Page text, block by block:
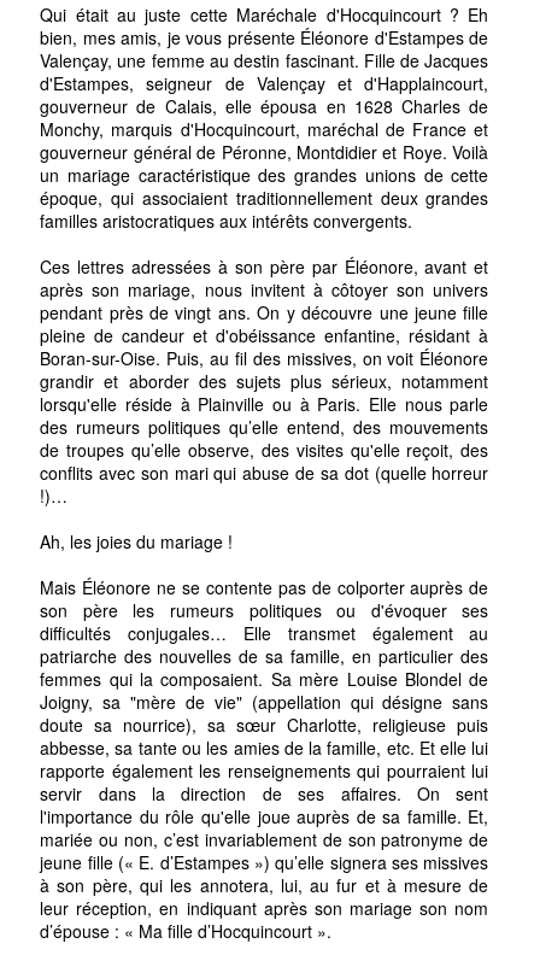
Qui était au juste cette Maréchale d'Hocquincourt ? Eh
bien, mes amis, je vous présente Éléonore d'Estampes de
Valençay, une femme au destin fascinant. Fille de Jacques
d'Estampes, seigneur de Valençay et d'Happlaincourt,
gouverneur de Calais, elle épousa en 1628 Charles de
Monchy, marquis d'Hocquincourt, maréchal de France et
gouverneur général de Péronne, Montdidier et Roye. Voilà
un mariage caractéristique des grandes unions de cette
époque, qui associaient traditionnellement deux grandes
familles aristocratiques aux intérêts convergents.
Ces lettres adressées à son père par Éléonore, avant et
après son mariage, nous invitent à côtoyer son univers
pendant près de vingt ans. On y découvre une jeune fille
pleine de candeur et d'obéissance enfantine, résidant à
Boran-sur-Oise. Puis, au fil des missives, on voit Éléonore
grandir et aborder des sujets plus sérieux, notamment
lorsqu'elle réside à Plainville ou à Paris. Elle nous parle
des rumeurs politiques qu’elle entend, des mouvements
de troupes qu’elle observe, des visites qu'elle reçoit, des
conflits avec son mari qui abuse de sa dot (quelle horreur
!)…
Ah, les joies du mariage !
Mais Éléonore ne se contente pas de colporter auprès de
son père les rumeurs politiques ou d'évoquer ses
difficultés conjugales… Elle transmet également au
patriarche des nouvelles de sa famille, en particulier des
femmes qui la composaient. Sa mère Louise Blondel de
Joigny, sa "mère de vie" (appellation qui désigne sans
doute sa nourrice), sa sœur Charlotte, religieuse puis
abbesse, sa tante ou les amies de la famille, etc. Et elle lui
rapporte également les renseignements qui pourraient lui
servir dans la direction de ses affaires. On sent
l'importance du rôle qu'elle joue auprès de sa famille. Et,
mariée ou non, c’est invariablement de son patronyme de
jeune fille (« E. d’Estampes ») qu’elle signera ses missives
à son père, qui les annotera, lui, au fur et à mesure de
leur réception, en indiquant après son mariage son nom
d’épouse : « Ma fille d’Hocquincourt ».